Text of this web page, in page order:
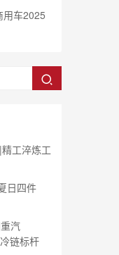
用车2025
工淬炼工
日四件
汽
链标杆